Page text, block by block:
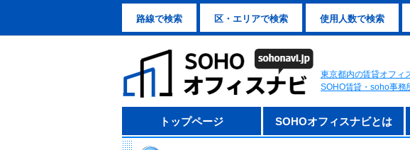
路線で検索 区・エリアで検索 使用人数で検索
東京都内の賃貸オフィ
SOHO賃貸・soho事務
トップページ SOHOオフィスナビとは